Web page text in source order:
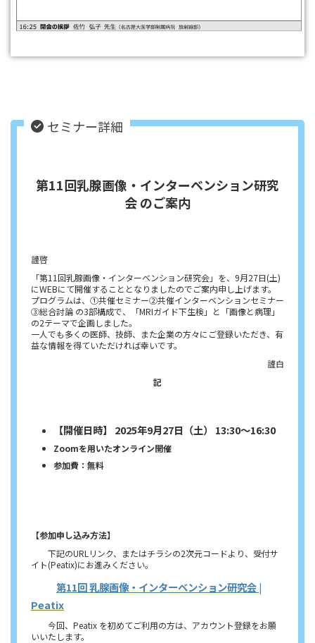
セミナー詳細
第11回乳腺画像・インターベンション研究
会 のご案内
謹啓
「第11回乳腺画像・インターベンション研究会」を、9月27日(土)
にWEBにて開催することとなりましたのでご案内申し上げます。
プログラムは、①共催セミナー②共催インターベンションセミナー
③総合討論 の3部構成で、「MRIガイド下生検」と「画像と病理」
の2テーマで企画しました。
一人でも多くの医師、技師、また企業の方々にご登録いただき、有
益な情報を得ていただければ幸いです。
謹白
記
【開催日時】 2025年9月27日（土） 13:30～16:30
Zoomを用いたオンライン開催
参加費：無料
【参加申し込み方法】
下記のURLリンク、またはチラシの2次元コードより、受付サ
イト(Peatix)にお進みください。
第11回 乳腺画像・インターベンション研究会 |
Peatix
今回、Peatix を初めてご利用の方は、アカウント登録をお願
いいたします。